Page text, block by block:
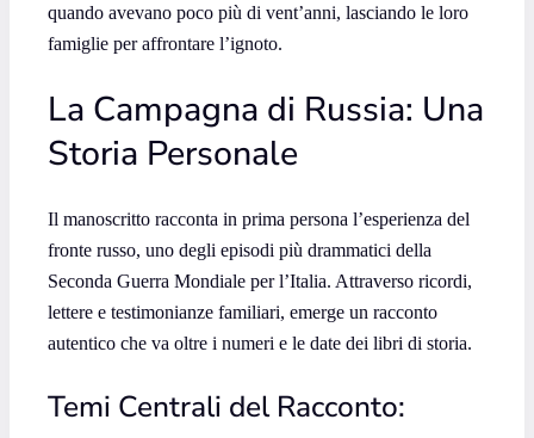
quando avevano poco più di vent’anni, lasciando le loro
famiglie per affrontare l’ignoto.
La Campagna di Russia: Una
Storia Personale
Il manoscritto racconta in prima persona l’esperienza del
fronte russo, uno degli episodi più drammatici della
Seconda Guerra Mondiale per l’Italia. Attraverso ricordi,
lettere e testimonianze familiari, emerge un racconto
autentico che va oltre i numeri e le date dei libri di storia.
Temi Centrali del Racconto: